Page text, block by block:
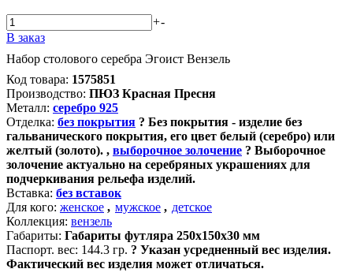
+-
В заказ
Набор столового серебра Эгоист Вензель
Код товара: 1575851
Производство: ПЮЗ Красная Пресня
Металл: серебро 925
Отделка: без покрытия ? Без покрытия - изделие без
гальванического покрытия, его цвет белый (серебро) или
желтый (золото). , выборочное золочение ? Выборочное
золочение актуально на серебряных украшениях для
подчеркивания рельефа изделий.
Вставка: без вставок
Для кого: женское , мужское , детское
Коллекция: вензель
Габариты: Габариты футляра 250х150х30 мм
Паспорт. вес: 144.3 гр. ? Указан усредненный вес изделия.
Фактический вес изделия может отличаться.